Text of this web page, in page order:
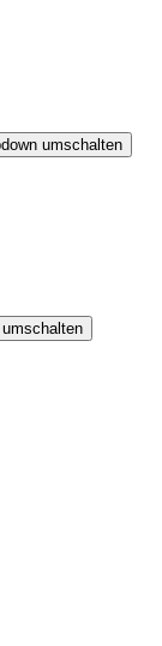
umschalten
umschalten